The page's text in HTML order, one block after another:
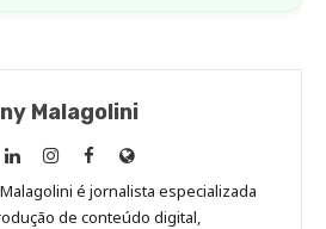
Malagolini
Anny
Malagolini
no
Anny
Malagolini
no
Anny
Malagolini
no
Site
de
Anny
é jornalista especializada
de conteúdo digital,